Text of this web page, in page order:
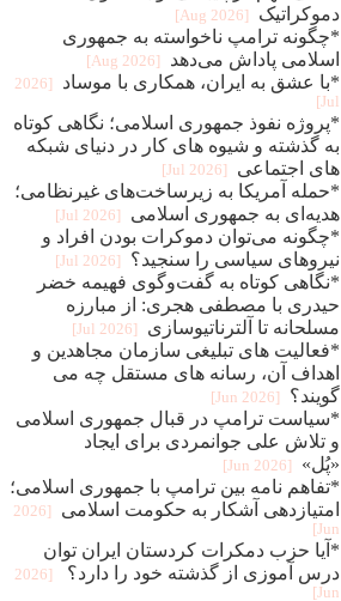
دموکراتیک
[2026 Aug]
*چگونه ترامپ ناخواسته به جمهوری
اسلامی پاداش می‌دهد
[2026 Aug]
*با عشق به ایران، همکاری با موساد
[2026
Jul]
*پروژه نفوذ جمهوری اسلامی؛ نگاهی کوتاه
به گذشته و شیوه های کار در دنیای شبکه
های اجتماعی
[2026 Jul]
*حمله آمریکا به زیرساخت‌های غیرنظامی؛
هدیه‌ای به جمهوری اسلامی
[2026 Jul]
*چگونه می‌توان دموکرات بودن افراد و
نیروهای سیاسی را سنجید؟
[2026 Jul]
*نگاهی کوتاه به گفت‌وگوی فهیمه خضر
حیدری با مصطفی هجری: از مبارزه
مسلحانه تا آلترناتیوسازی
[2026 Jul]
*فعالیت های تبلیغی سازمان مجاهدین و
اهداف آن، رسانه های مستقل چه می
گویند؟
[2026 Jun]
*سیاست ترامپ در قبال جمهوری اسلامی
و تلاش علی جوانمردی برای ایجاد
«پُل»
[2026 Jun]
*تفاهم نامه بین ترامپ با جمهوری اسلامی؛
امتیازدهی آشکار به حکومت اسلامی
[2026
Jun]
*آیا حزب دمکرات کردستان ایران توان
درس آموزی از گذشته خود را دارد؟
[2026
Jun]